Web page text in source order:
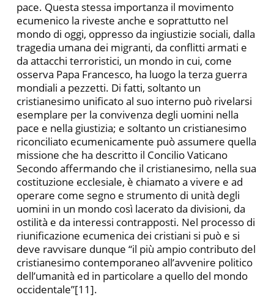
pace. Questa stessa importanza il movimento
ecumenico la riveste anche e soprattutto nel
mondo di oggi, oppresso da ingiustizie sociali, dalla
tragedia umana dei migranti, da conflitti armati e
da attacchi terroristici, un mondo in cui, come
osserva Papa Francesco, ha luogo la terza guerra
mondiali a pezzetti. Di fatti, soltanto un
cristianesimo unificato al suo interno può rivelarsi
esemplare per la convivenza degli uomini nella
pace e nella giustizia; e soltanto un cristianesimo
riconciliato ecumenicamente può assumere quella
missione che ha descritto il Concilio Vaticano
Secondo affermando che il cristianesimo, nella sua
costituzione ecclesiale, è chiamato a vivere e ad
operare come segno e strumento di unità degli
uomini in un mondo così lacerato da divisioni, da
ostilità e da interessi contrapposti. Nel processo di
riunificazione ecumenica dei cristiani si può e si
deve ravvisare dunque “il più ampio contributo del
cristianesimo contemporaneo all’avvenire politico
dell’umanità ed in particolare a quello del mondo
occidentale”[11].